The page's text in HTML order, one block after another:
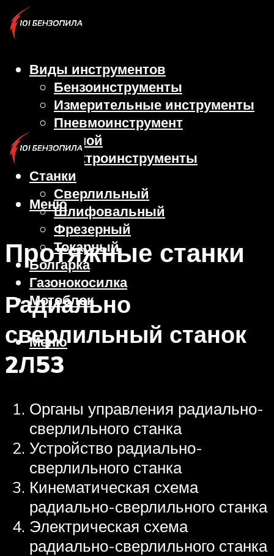
Виды инструментов
Бензоинструменты
Измерительные инструменты
Пневмоинструмент
Ручной
Электроинструменты
Станки
Сверлильный
Шлифовальный
Фрезерный
Токарный
Болгарка
Газонокосилка
Мотоблок
Меню
Меню
Протяжные станки
Радиально
сверлильный станок
2Л53
Органы управления радиально-
сверлильного станка
Устройство радиально-
сверлильного станка
Кинематическая схема
радиально-сверлильного станка
Электрическая схема
радиально-сверлильного станка